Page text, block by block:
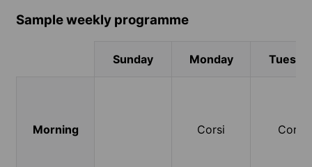
Sample weekly programme
Sunday Monday
Morning Corsi Corsi